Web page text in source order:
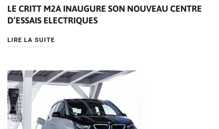
LE CRITT M2A INAUGURE SON NOUVEAU CENTRE
D’ESSAIS ELECTRIQUES
LIRE LA SUITE